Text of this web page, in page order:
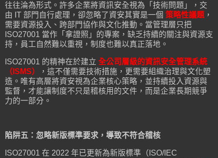
往往淪為形式。許多企業將資訊安全視為「技術問題」，交
由 IT 部門自行處理，卻忽略了資安其實是一個 策略性議題 ，
需要資源投入、跨部門協作與文化推動。當管理層只把
ISO27001 當作「拿證照」的專案，缺乏持續的關注與資源支
持，員工自然難以重視，制度也難以真正落地。
ISO27001 的精神在於建立 全公司層級的資訊安全管理系統
（ISMS）
，這不僅需要技術措施，更需要組織治理與文化塑
造。唯有高層將資安視為企業核心策略，並持續投入資源與
監督，才能讓制度不只是稽核用的文件，而是企業長期競爭
力的一部分。
陷阱五：忽略新版標準要求，導致不符合稽核
ISO27001 在 2022 年已更新為新版標準（ISO/IEC